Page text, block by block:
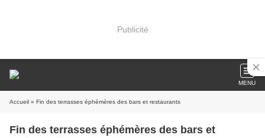
Publicité
MENU
Accueil » Fin des terrasses éphémères des bars et restaurants
Fin des terrasses éphémères des bars et